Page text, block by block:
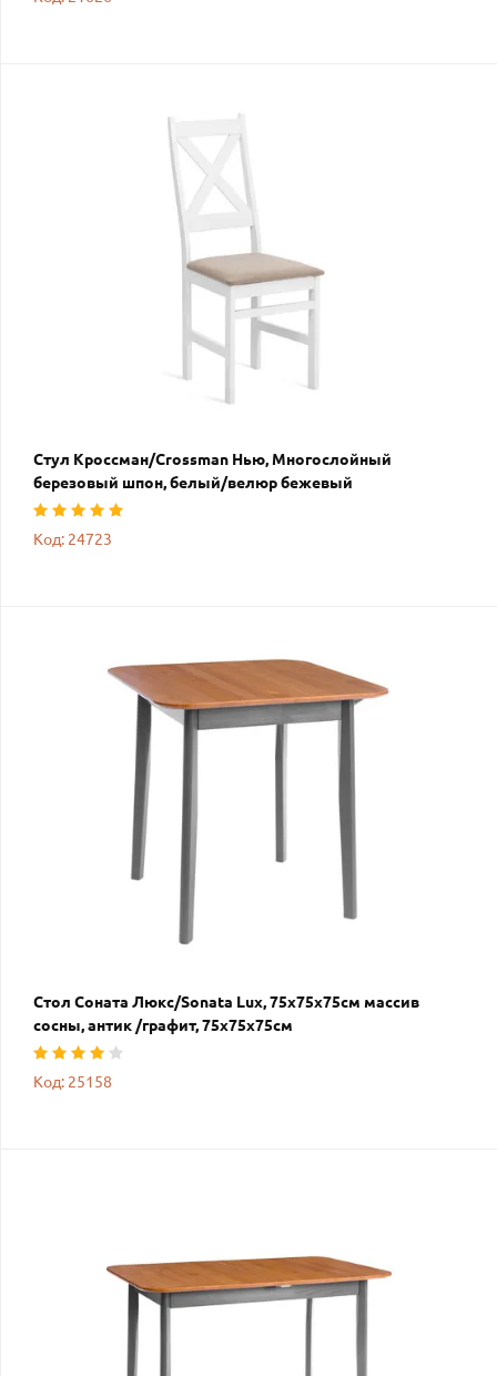
Стул Кроссман/Crossman Нью, Многослойный
березовый шпон, белый/велюр бежевый
Код: 24723
Стол Соната Люкс/Sonata Lux, 75х75х75см массив
сосны, антик /графит, 75х75х75см
Код: 25158